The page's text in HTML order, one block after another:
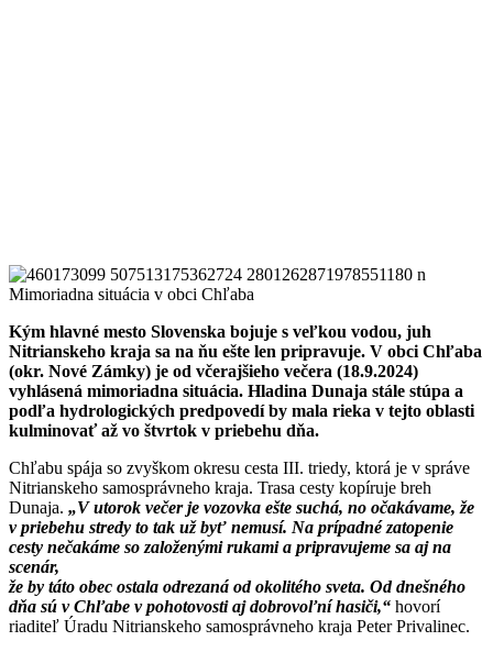
Kým hlavné mesto Slovenska bojuje s veľkou vodou, juh
Nitrianskeho kraja sa na ňu ešte len pripravuje. V obci Chľaba
(okr. Nové Zámky) je od včerajšieho večera (18.9.2024)
vyhlásená mimoriadna situácia. Hladina Dunaja stále stúpa a
podľa hydrologických predpovedí by mala rieka v tejto oblasti
kulminovať až vo štvrtok v priebehu dňa.
Chľabu spája so zvyškom okresu cesta III. triedy, ktorá je v správe
Nitrianskeho samosprávneho kraja. Trasa cesty kopíruje breh
Dunaja. „V utorok večer je vozovka ešte suchá, no očakávame, že
v priebehu stredy to tak už byť nemusí. Na prípadné zatopenie
cesty nečakáme so založenými rukami a pripravujeme sa aj na
scenár,
že by táto obec ostala odrezaná od okolitého sveta. Od dnešného
dňa sú v Chľabe v pohotovosti aj dobrovoľní hasiči,“ hovorí
riaditeľ Úradu Nitrianskeho samosprávneho kraja Peter Privalinec.